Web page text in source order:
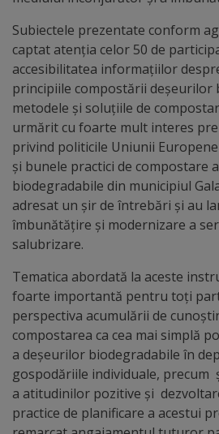
de
performanță
Orașul
în
imagini
Galerie
video
Galerii
foto
Administrație
Primărie
Primar
Subiectele prezentate conform
captat atenția celor 50 de
accesibilitatea informațiilor
principiile compostării deșeurilor
metodele și soluțiile de
urmărit cu foarte mult interes
privind politicile Uniunii
și bunele practici de compostare
biodegradabile din municipiul
adresat un șir de întrebări și au
îmbunătățire și modernizare a
salubrizare.
Tematica abordată la aceste
foarte importantă pentru toți
perspectiva acumulării de
compostarea ca cea mai simplă
a deșeurilor biodegradabile în
gospodăriile individuale, precum
a atitudinilor pozitive și
practice de planificare a acestui